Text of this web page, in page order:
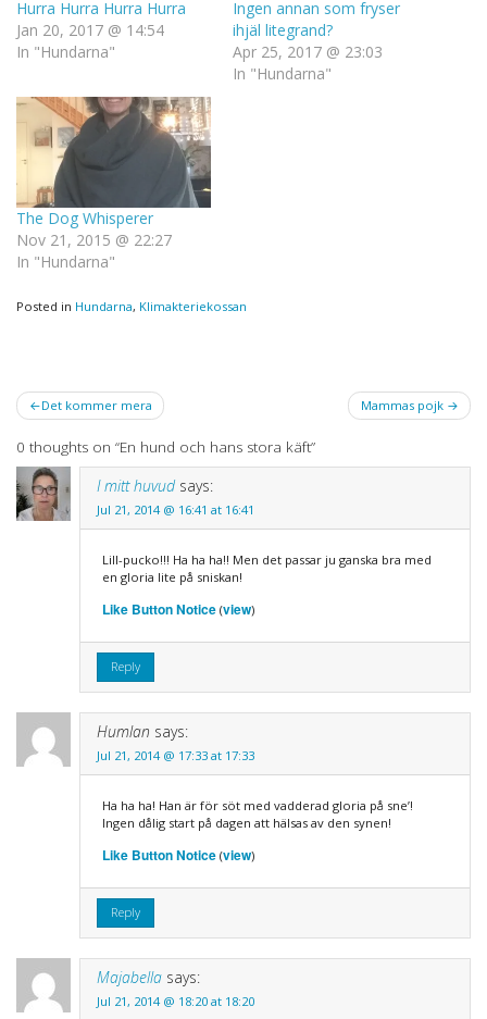
Hurra Hurra Hurra Hurra
Jan 20, 2017 @ 14:54
In "Hundarna"
Ingen annan som fryser
ihjäl litegrand?
Apr 25, 2017 @ 23:03
In "Hundarna"
The Dog Whisperer
Nov 21, 2015 @ 22:27
In "Hundarna"
Posted in Hundarna, Klimakteriekossan
Post
navigation
Det kommer mera Mammas pojk
0 thoughts on “En hund och hans stora käft”
I mitt huvud says:
Jul 21, 2014 @ 16:41 at 16:41
Lill-pucko!!! Ha ha ha!! Men det passar ju ganska bra med
en gloria lite på sniskan!
Like Button Notice(view)
Reply
Humlan says:
Jul 21, 2014 @ 17:33 at 17:33
Ha ha ha! Han är för söt med vadderad gloria på sne’!
Ingen dålig start på dagen att hälsas av den synen!
Like Button Notice(view)
Reply
Majabella says:
Jul 21, 2014 @ 18:20 at 18:20